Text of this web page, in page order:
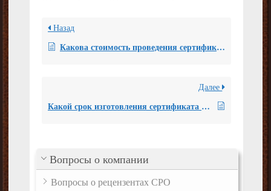
Вопросы о компании
Вопросы о рецензентах СРО
Назад
Какова стоимость проведения сертификации в НП «СРО судебных экспертов» для физических лиц?
Далее
Какой срок изготовления сертификата для физ. лица?